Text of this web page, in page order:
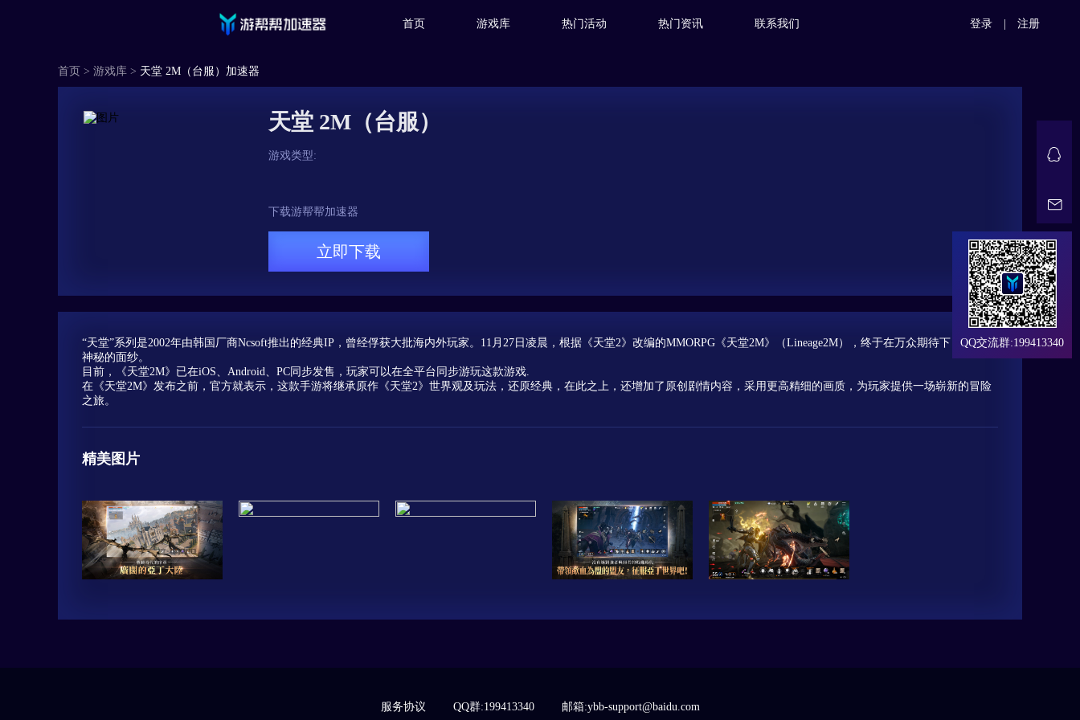
首页 游戏库 热门活动 热门资讯 联系我们 登录 注册
首页 > 游戏库 > 天堂 2M（台服）加速器
天堂 2M（台服）
游戏类型:
下载游帮帮加速器
立即下载
“天堂”系列是2002年由韩国厂商Ncsoft推出的经典IP，曾经俘获大批海内外玩家。11月27日凌晨，根据《天堂2》改编的MMORPG《天堂2M》（Lineage2M），终于在万众期待下，揭开了
神秘的面纱。
目前，《天堂2M》已在iOS、Android、PC同步发售，玩家可以在全平台同步游玩这款游戏.
在《天堂2M》发布之前，官方就表示，这款手游将继承原作《天堂2》世界观及玩法，还原经典，在此之上，还增加了原创剧情内容，采用更高精细的画质，为玩家提供一场崭新的冒险
之旅。
精美图片
QQ交流群:199413340
服务协议 QQ群:199413340 邮箱:ybb-support@baidu.com